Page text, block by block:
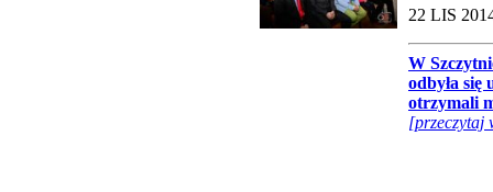
22 LIS
W
odbyła się
otrzymali
[przeczytaj